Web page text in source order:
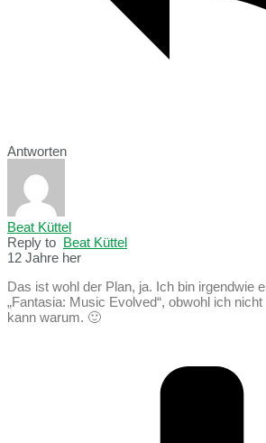
Antworten
Beat Küttel
Reply to Beat Küttel
12 Jahre her
Das ist wohl der Plan, ja. Ich bin irgendwie
„Fantasia: Music Evolved“, obwohl ich
kann warum. 🙂